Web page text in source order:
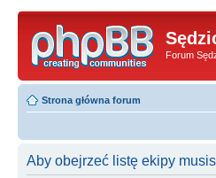
Forum
Strona główna forum
Aby obejrzeć listę ekipy